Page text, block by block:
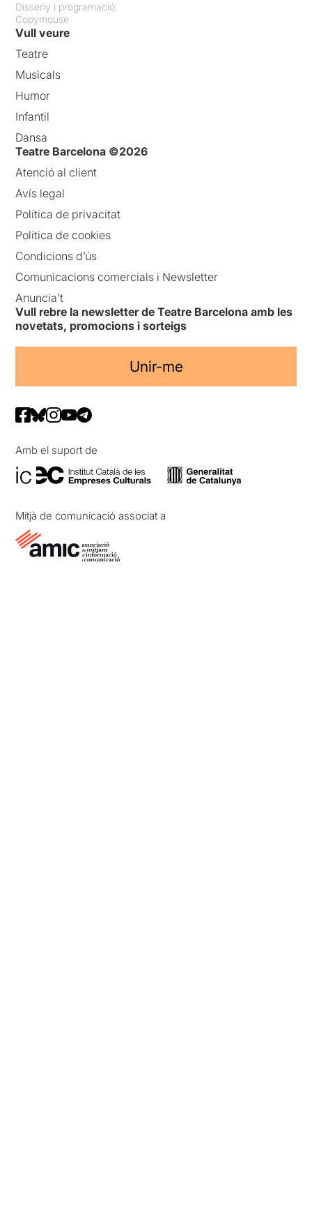
Disseny i programació:
Copymouse
Vull veure
Teatre
Musicals
Humor
Infantil
Dansa
Teatre Barcelona ©2026
Atenció al client
Avís legal
Política de privacitat
Política de cookies
Condicions d’ús
Comunicacions comercials i Newsletter
Anuncia’t
Vull rebre la newsletter de Teatre Barcelona amb les
novetats, promocions i sorteigs
Unir-me
Amb el suport de
Mitjà de comunicació associat a